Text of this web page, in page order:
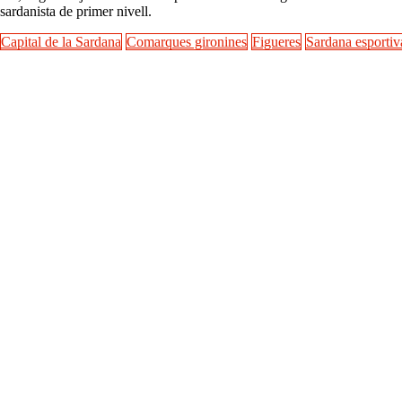
sardanista de primer nivell.
Capital de la Sardana Comarques gironines Figueres Sardana